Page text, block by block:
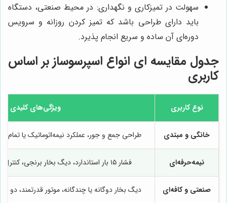
سهولت در تمیزکاری و نگهداری: در محیط صنعتی، دستگاه
باید دارای طراحی باشد که تمیز کردن روزانه و سرویس
دوره‌ای آن ساده و سریع انجام پذیرد.
جدول مقایسه ای انواع اسپرسوساز بر اساس
کاربری
نوع کاربری ویژگی‌های کلیدی
خانگی و مبتدی طراحی جمع و جور، عملکرد نیمه‌اتوماتیک یا
نیمه‌حرفه‌ای فشار ۱۵ بار استاندارد، دیگ بخار برنجی، کنترل دستی بر زمان و آسیاب
صنعتی و کافه‌ای دیگ بخار دوگانه یا چندگانه، موتور قدرتمند، دو